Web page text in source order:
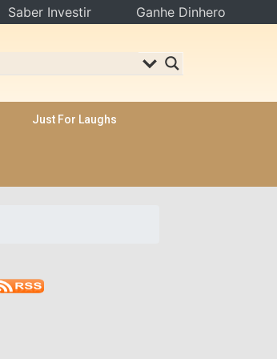
Just For Laughs
Saber Investir Ganhe Dinhero